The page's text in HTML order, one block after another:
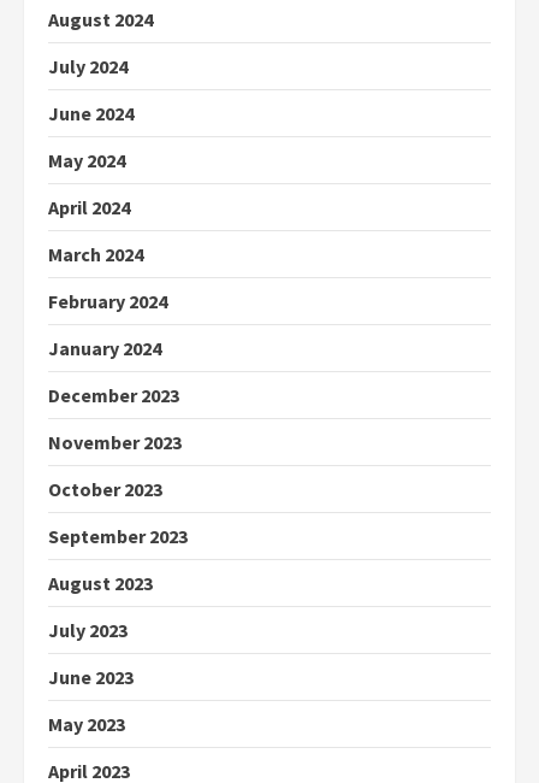
August 2024
July 2024
June 2024
May 2024
April 2024
March 2024
February 2024
January 2024
December 2023
November 2023
October 2023
September 2023
August 2023
July 2023
June 2023
May 2023
April 2023